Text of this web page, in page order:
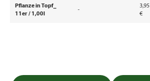
Pflanze in Topf_
11er / 1,00l
-
3,95
€